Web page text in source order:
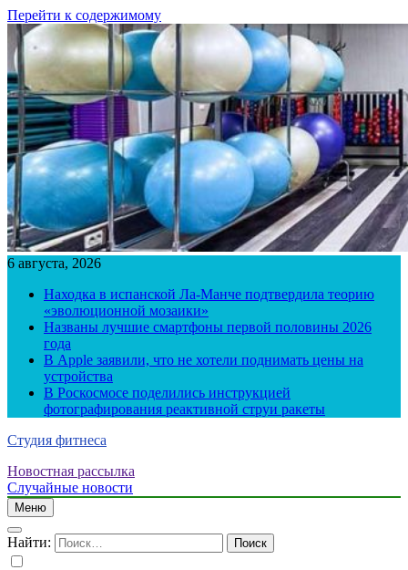
Перейти к содержимому
6 августа, 2026
Находка в испанской Ла-Манче подтвердила теорию
«эволюционной мозаики»
Названы лучшие смартфоны первой половины 2026
года
В Apple заявили, что не хотели поднимать цены на
устройства
В Роскосмосе поделились инструкцией
фотографирования реактивной струи ракеты
Студия фитнеса
Новостная рассылка
Случайные новости
Меню
Найти: